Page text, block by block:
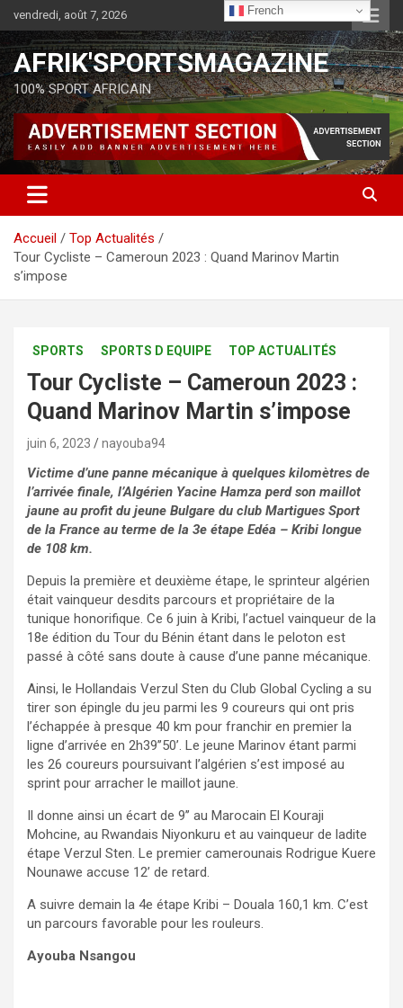
vendredi, août 7, 2026
AFRIK'SPORTSMAGAZINE
100% SPORT AFRICAIN
Accueil
Top Actualités
Tour Cycliste – Cameroun 2023 : Quand Marinov Martin
s’impose
SPORTS SPORTS D EQUIPE TOP ACTUALITÉS
Tour Cycliste – Cameroun 2023 :
Quand Marinov Martin s’impose
juin 6, 2023 nayouba94
Victime d’une panne mécanique à quelques kilomètres de
l’arrivée finale, l’Algérien Yacine Hamza perd son maillot
jaune au profit du jeune Bulgare du club Martigues Sport
de la France au terme de la 3e étape Edéa – Kribi longue
de 108 km.
Depuis la première et deuxième étape, le sprinteur algérien
était vainqueur desdits parcours et propriétaire de la
tunique honorifique. Ce 6 juin à Kribi, l’actuel vainqueur de la
18e édition du Tour du Bénin étant dans le peloton est
passé à côté sans doute à cause d’une panne mécanique.
Ainsi, le Hollandais Verzul Sten du Club Global Cycling a su
tirer son épingle du jeu parmi les 9 coureurs qui ont pris
l’échappée à presque 40 km pour franchir en premier la
ligne d’arrivée en 2h39’’50’. Le jeune Marinov étant parmi
les 26 coureurs poursuivant l’algérien s’est imposé au
sprint pour arracher le maillot jaune.
Il donne ainsi un écart de 9’’ au Marocain El Kouraji
Mohcine, au Rwandais Niyonkuru et au vainqueur de ladite
étape Verzul Sten. Le premier camerounais Rodrigue Kuere
Nounawe accuse 12’ de retard.
A suivre demain la 4e étape Kribi – Douala 160,1 km. C’est
un parcours favorable pour les rouleurs.
Ayouba Nsangou
French